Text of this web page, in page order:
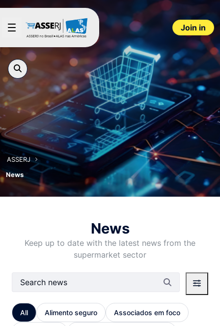
Skip to Main Content
Join in
ASSERJ
News
News
Keep up to date with the latest news from the
supermarket sector
Search Bar
All Alimento seguro Associados em foco